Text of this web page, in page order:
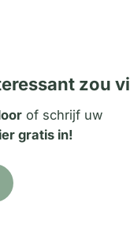
zou
of schrijf uw
gratis in!